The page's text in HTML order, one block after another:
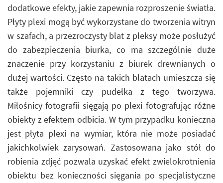
dodatkowe efekty, jakie zapewnia rozproszenie światła.
Płyty plexi mogą być wykorzystane do tworzenia witryn
w szafach, a przezroczysty blat z pleksy może posłużyć
do zabezpieczenia biurka, co ma szczególnie duże
znaczenie przy korzystaniu z biurek drewnianych o
dużej wartości. Często na takich blatach umieszcza się
także pojemniki czy pudełka z tego tworzywa.
Miłośnicy fotografii sięgają po plexi fotografując różne
obiekty z efektem odbicia. W tym przypadku konieczna
jest płyta plexi na wymiar, która nie może posiadać
jakichkolwiek zarysowań. Zastosowana jako stół do
robienia zdjęć pozwala uzyskać efekt zwielokrotnienia
obiektu bez konieczności sięgania po specjalistyczne